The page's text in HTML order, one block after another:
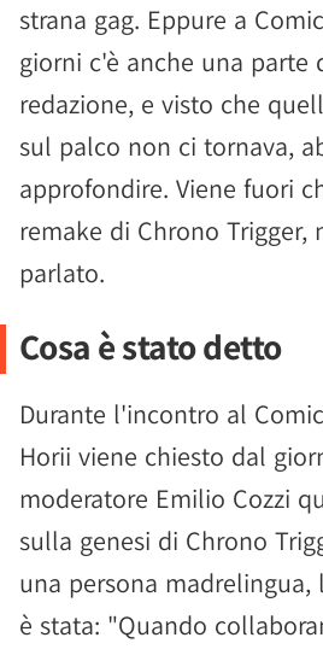
strana gag. Eppure a
giorni c'è anche una parte
redazione, e visto che
sul palco non ci tornava,
approfondire. Viene fuori
remake di Chrono Trigger,
parlato.
Cosa è stato detto
Durante l'incontro al
Horii viene chiesto dal
moderatore Emilio Cozzi
sulla genesi di Chrono
una persona madrelingua,
è stata: "Quando